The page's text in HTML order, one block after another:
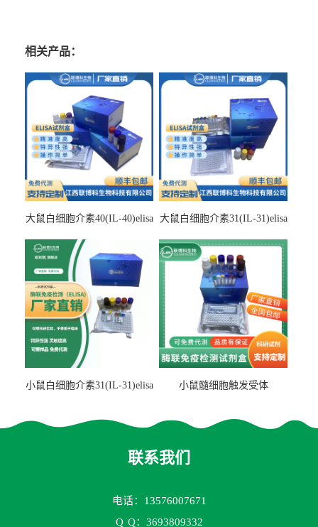
相关产品：
大鼠白细胞介素40(IL-40)elisa
大鼠白细胞介素31(IL-31)elisa
小鼠白细胞介素31(IL-31)elisa
小鼠髓细胞触发受体
联系我们
电话：13576007671
Q Q：3693809332